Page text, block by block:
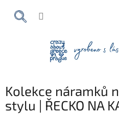
Kolekce náramků
stylu | ŘECKO NA